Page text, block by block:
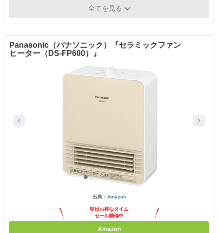
全てを見る
Panasonic（パナソニック）『セラミックファン
ヒーター（DS-FP600）』
出典： Amazon
毎日お得なタイム
セール開催中
Amazon